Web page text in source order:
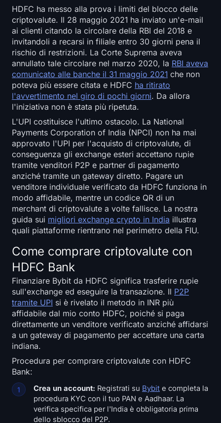
Tracker di Portafoglio Crypto
Calcolatore di Staking Crypto
Chi siamo
Lingua
HDFC ha messo alla prova i limiti del blocco delle
criptovalute. Il 28 maggio 2021 ha inviato un'e-mail
ai clienti citando la circolare della RBI del 2018 e
invitandoli a recarsi in filiale entro 30 giorni pena il
rischio di restrizioni. La Corte Suprema aveva
annullato tale circolare nel marzo 2020, la RBI aveva
comunicato alle banche il 31 maggio 2021 che non
poteva più essere citata e HDFC ha ritirato
l'avvertimento nel giro di pochi giorni. Da allora
l'iniziativa non è stata più ripetuta.
L'UPI costituisce l'ultimo ostacolo. La National
Payments Corporation of India (NPCI) non ha mai
approvato l'UPI per l'acquisto di criptovalute, di
conseguenza gli exchange esteri accettano rupie
tramite venditori P2P e partner di pagamento
anziché tramite un gateway diretto. Pagare un
venditore individuale verificato da HDFC funziona in
modo affidabile, mentre un codice QR di un
merchant di criptovalute a volte fallisce. La nostra
guida sui migliori exchange crypto in India illustra
quali piattaforme rientrano nel perimetro della FIU.
Come comprare criptovalute con
HDFC Bank
Finanziare Bybit da HDFC significa trasferire rupie
sull'exchange ed eseguire la transazione. Il P2P
tramite UPI si è rivelato il metodo in INR più
affidabile dal mio conto HDFC, poiché si paga
direttamente un venditore verificato anziché affidarsi
a un gateway di pagamento per accettare una carta
indiana.
Procedura per comprare criptovalute con HDFC
Bank:
Crea un account: Registrati su Bybit e completa la
procedura KYC con il tuo PAN e Aadhaar. La
verifica specifica per l'India è obbligatoria prima
dello sblocco del P2P.